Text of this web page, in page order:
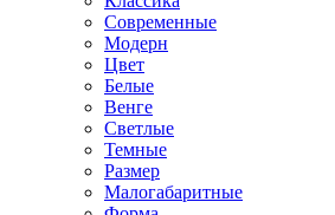
Современные
Модерн
Цвет
Белые
Венге
Светлые
Темные
Размер
Малогабаритные